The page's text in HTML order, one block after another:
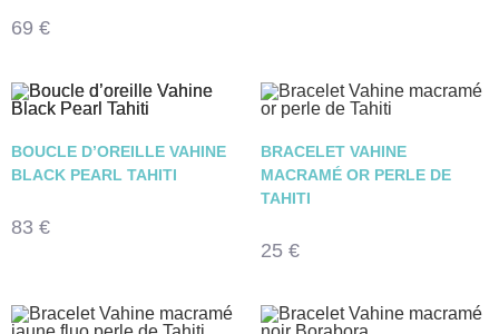
69 €
BOUCLE D’OREILLE VAHINE
BLACK PEARL TAHITI
83 €
BRACELET VAHINE
MACRAMÉ OR PERLE DE
TAHITI
25 €